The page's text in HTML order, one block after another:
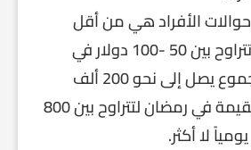
الأفراد هي من أقل
الحوالات قيمة، وتتراوح بين 50 -100 دولار في
الأيام العادية، بمجموع يصل إلى نحو 200 ألف
دولار، وتزيد تلك القيمة في رمضان لتتراوح بين 800
لا أكثر.